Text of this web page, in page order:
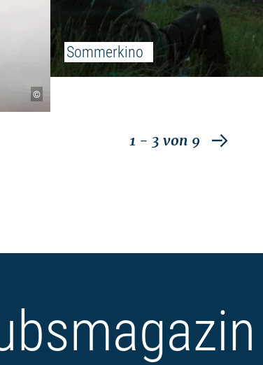
©
Sommerkino
1 - 3 von 9